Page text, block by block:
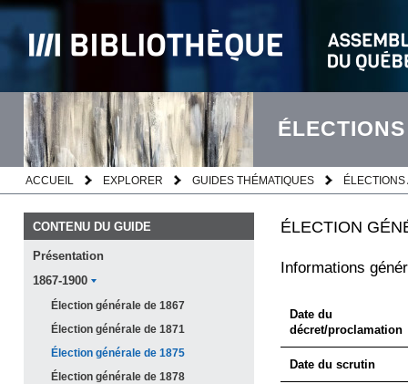
ACCUEIL EXPLORER GUIDES THÉMATIQUES
CONTENU DU GUIDE
Présentation
1867-1900
Élection générale de 1867
Élection générale de 1871
Élection générale de 1875
Élection générale de 1878
ÉLECTION
Informations
Date du
décret/proclamation
Date du scrutin